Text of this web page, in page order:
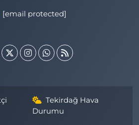
[email protected]
Tekirdağ Hava
Durumu